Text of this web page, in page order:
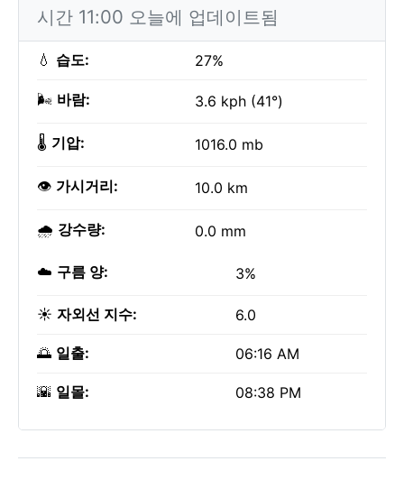
시간 11:00 오늘에 업데이트됨
💧 습도: 27%
🌬️ 바람: 3.6 kph (41°)
🌡️ 기압: 1016.0 mb
👁️ 가시거리: 10.0 km
🌧️ 강수량: 0.0 mm
☁️ 구름 양: 3%
☀️ 자외선 지수: 6.0
🌅 일출: 06:16 AM
🌇 일몰: 08:38 PM